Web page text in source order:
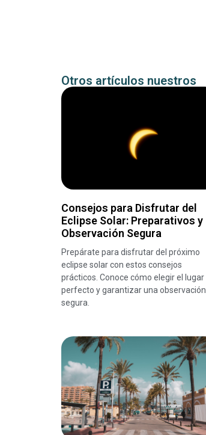
Otros artículos nuestros
Consejos para Disfrutar del
Eclipse Solar: Preparativos y
Observación Segura
Prepárate para disfrutar del próximo
eclipse solar con estos consejos
prácticos. Conoce cómo elegir el lugar
perfecto y garantizar una observación
segura.